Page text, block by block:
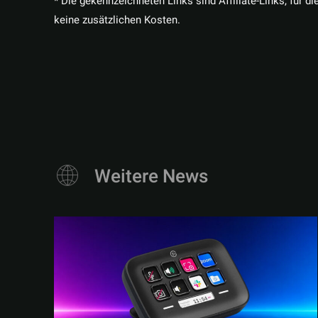
keine zusätzlichen Kosten.
Weitere News